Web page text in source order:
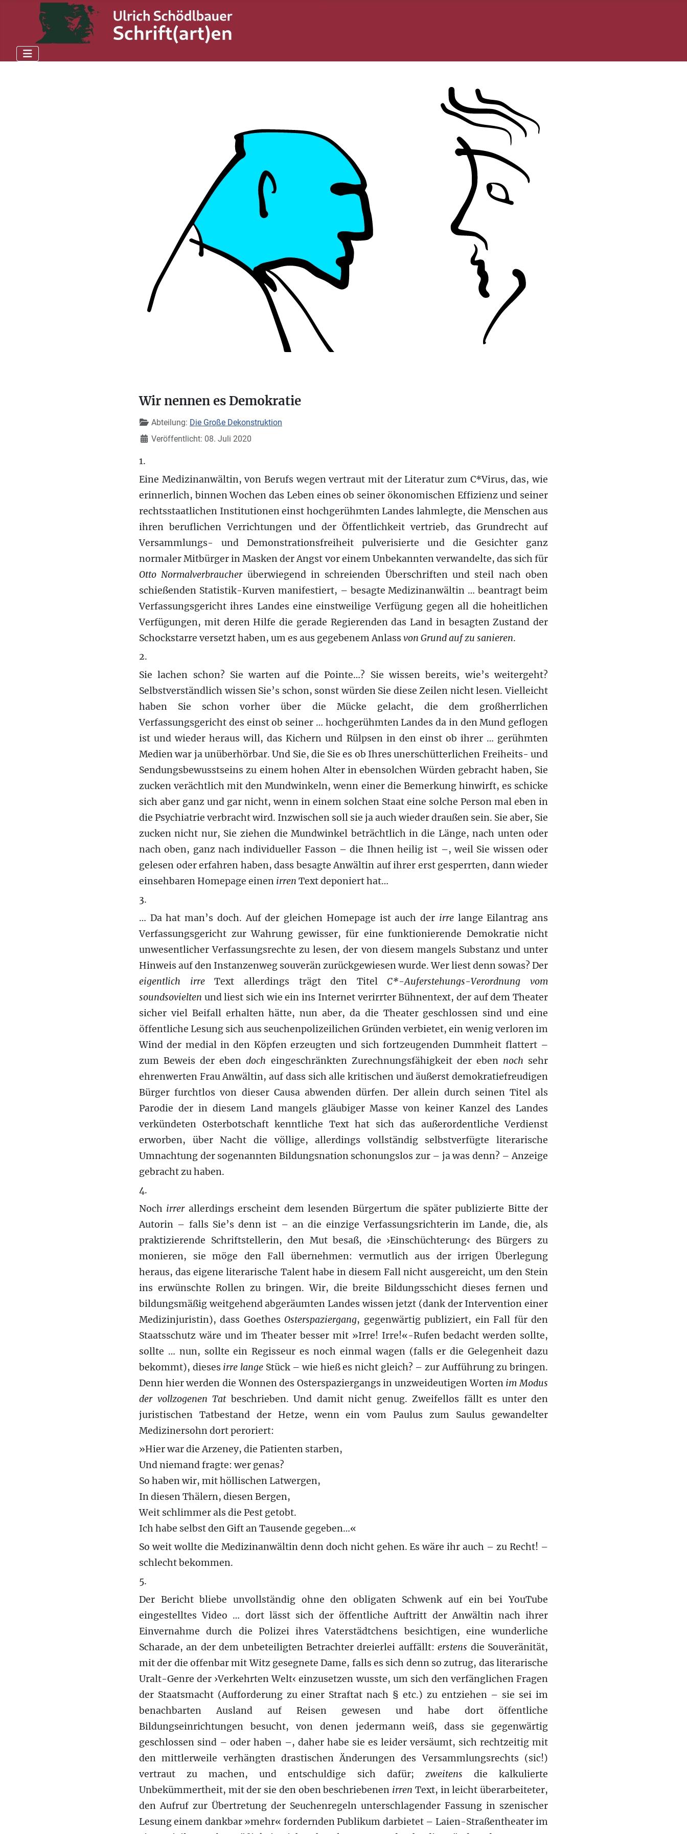
Wir nennen es Demokratie
DetailsAbteilung: Die Große Dekonstruktion
Veröffentlicht: 08. Juli 2020
1.
Eine Medizinanwältin, von Berufs wegen vertraut mit der Literatur zum C*Virus, das, wie
erinnerlich, binnen Wochen das Leben eines ob seiner ökonomischen Effizienz und seiner
rechtsstaatlichen Institutionen einst hochgerühmten Landes lahmlegte, die Menschen aus
ihren beruflichen Verrichtungen und der Öffentlichkeit vertrieb, das Grundrecht auf
Versammlungs- und Demonstrationsfreiheit pulverisierte und die Gesichter ganz
normaler Mitbürger in Masken der Angst vor einem Unbekannten verwandelte, das sich für
Otto Normalverbraucherüberwiegend in schreienden Überschriften und steil nach oben
schießenden Statistik-Kurven manifestiert, – besagte Medizinanwältin … beantragt beim
Verfassungs­gericht ihres Landes eine einstweilige Verfügung gegen all die hoheitlichen
Verfügungen, mit deren Hilfe die gerade Regierenden das Land in besagten Zustand der
Schockstarre versetzt haben, um es aus gegebenem Anlass von Grund auf zu sanieren.
2.
Sie lachen schon? Sie warten auf die Pointe…? Sie wissen bereits, wie’s weitergeht?
Selbstverständlich wissen Sie’s schon, sonst würden Sie diese Zeilen nicht lesen. Vielleicht
haben Sie schon vorher über die Mücke gelacht, die dem großherrlichen
Verfassungsgericht des einst ob seiner … hochgerühmten Landes da in den Mund geflogen
ist und wieder heraus will, das Kichern und Rülpsen in den einst ob ihrer … gerühmten
Medien war ja unüberhörbar. Und Sie, die Sie es ob Ihres unerschütterlichen Freiheits- und
Sendungsbewusstseins zu einem hohen Alter in ebensolchen Würden gebracht haben, Sie
zucken verächtlich mit den Mundwinkeln, wenn einer die Bemerkung hinwirft, es schicke
sich aber ganz und gar nicht, wenn in einem solchen Staat eine solche Person mal eben in
die Psychiatrie verbracht wird. Inzwischen soll sie ja auch wieder draußen sein. Sie aber, Sie
zucken nicht nur, Sie ziehen die Mundwinkel beträchtlich in die Länge, nach unten oder
nach oben, ganz nach individueller Fasson – die Ihnen heilig ist –, weil Sie wissen oder
gelesen oder erfahren haben, dass besagte Anwältin auf ihrer erst gesperrten, dann wieder
einsehbaren Homepage einen irren Text deponiert hat…
3.
… Da hat man’s doch. Auf der gleichen Homepage ist auch der irrelange Eilantrag ans
Verfassungsgericht zur Wahrung gewisser, für eine funktionierende Demokratie nicht
unwesentlicher Verfassungsrechte zu lesen, der von diesem mangels Substanz und unter
Hinweis auf den Instanzenweg souverän zurückgewiesen wurde. Wer liest denn sowas? Der
eigentlich
irreText allerdings trägt den TitelC*-Auferstehungs-Verordnung vom
soundsovielten und liest sich wie ein ins Internet verirrter Bühnentext, der auf dem Theater
sicher viel Beifall erhalten hätte, nun aber, da die Theater geschlossen sind und eine
öffentliche Lesung sich aus seuchenpolizeilichen Gründen verbietet, ein wenig verloren im
Wind der medial in den Köpfen erzeugten und sich fortzeugenden Dummheit flattert –
zum Beweis der ebendoch eingeschränkten Zurechnungsfähigkeit der eben noch sehr
ehrenwerten Frau Anwältin, auf dass sich alle kritischen und äußerst demokratiefreudigen
Bürger furchtlos von dieser Causa abwenden dürfen. Der allein durch seinen Titel als
Parodie der in diesem Land mangels gläubiger Masse von keiner Kanzel des Landes
verkündeten Osterbotschaft kenntliche Text hat sich das außerordentliche Verdienst
erworben, über Nacht die völlige, allerdings vollständig selbstverfügte literarische
Umnachtung der sogenannten Bildungsnation schonungslos zur – ja was denn? – Anzeige
gebracht zu haben.
4.
Noch irrerallerdings erscheint dem lesenden Bürgertum die später publizierte Bitte der
Autorin – falls Sie’s denn ist – an die einzige Verfassungsrichterin im Lande, die, als
praktizierende Schriftstellerin, den Mut besaß, die ›Einschüchterung‹ des Bürgers zu
monieren, sie möge den Fall übernehmen: vermutlich aus der irrigen Überlegung
heraus, das eigene literarische Talent habe in diesem Fall nicht ausgereicht, um den Stein
ins erwünschte Rollen zu bringen. Wir, die breite Bildungsschicht dieses fernen und
bildungsmäßig weitgehend abgeräumten Landes wissen jetzt (dank der Intervention einer
Medizinjuristin), dass GoethesOsterspaziergang, gegenwärtig publiziert, ein Fall für den
Staatsschutz wäre und im Theater besser mit »Irre! Irre!«-Rufen bedacht werden sollte,
sollte … nun, sollte ein Regisseur es noch einmal wagen (falls er die Gelegenheit dazu
bekommt), dieses irre lange Stück – wie hieß es nicht gleich? – zur Aufführung zu bringen.
Denn hier werden die Wonnen des Osterspaziergangs in unzweideutigen Worten im Modus
der vollzogenen Tatbeschrieben. Und damit nicht genug. Zweifellos fällt es unter den
juristischen Tatbestand der Hetze, wenn ein vom Paulus zum Saulus gewandelter
Medizinersohn dort peroriert:
»Hier war die Arzeney, die Patienten starben,
Und niemand fragte: wer genas?
So haben wir, mit höllischen Latwergen,
In diesen Thälern, diesen Bergen,
Weit schlimmer als die Pest getobt.
Ich habe selbst den Gift an Tausende gegeben…«
So weit wollte die Medizinanwältin denn doch nicht gehen. Es wäre ihr auch – zu Recht! –
schlecht bekommen.
5.
Der Bericht bliebe unvollständig ohne den obligaten Schwenk auf ein bei YouTube
eingestelltes Video … dort lässt sich der öffentliche Auftritt der Anwältin nach ihrer
Einvernahme durch die Polizei ihres Vaterstädtchens besichtigen, eine wunderliche
Scharade, an der dem unbeteiligten Betrachter dreierlei auffällt:erstens die Souveränität,
mit der die offenbar mit Witz gesegnete Dame, falls es sich denn so zutrug, das literarische
Uralt-Genre der ›Verkehrten Welt‹ einzusetzen wusste, um sich den verfänglichen Fragen
der Staatsmacht (Aufforderung zu einer Straftat nach § etc.) zu entziehen – sie sei im
benachbarten Ausland auf Reisen gewesen und habe dort öffentliche
Bildungseinrichtungen besucht, von denen jedermann weiß, dass sie gegenwärtig
geschlossen sind – oder haben –, daher habe sie es leider versäumt, sich rechtzeitig mit
den mittlerweile verhängten drastischen Änderungen des Versammlungsrechts (sic!)
vertraut zu machen, und entschuldige sich dafür; zweitens die kalkulierte
Unbekümmertheit, mit der sie den oben beschriebenen irren Text, in leicht überarbeiteter,
den Aufruf zur Übertretung der Seuchenregeln unterschlagender Fassung in szenischer
Lesung einem dankbar »mehr« fordernden Publikum darbietet – Laien-Straßentheater im